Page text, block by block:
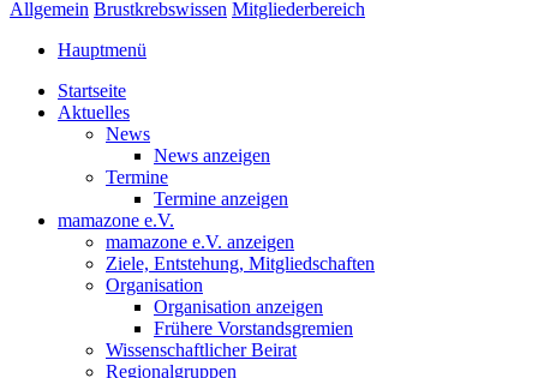
Allgemein Brustkrebswissen Mitgliederbereich
Hauptmenü
Startseite
Aktuelles
News
News anzeigen
Termine
Termine anzeigen
mamazone e.V.
mamazone e.V. anzeigen
Ziele, Entstehung, Mitgliedschaften
Organisation
Organisation anzeigen
Frühere Vorstandsgremien
Wissenschaftlicher Beirat
Regionalgruppen